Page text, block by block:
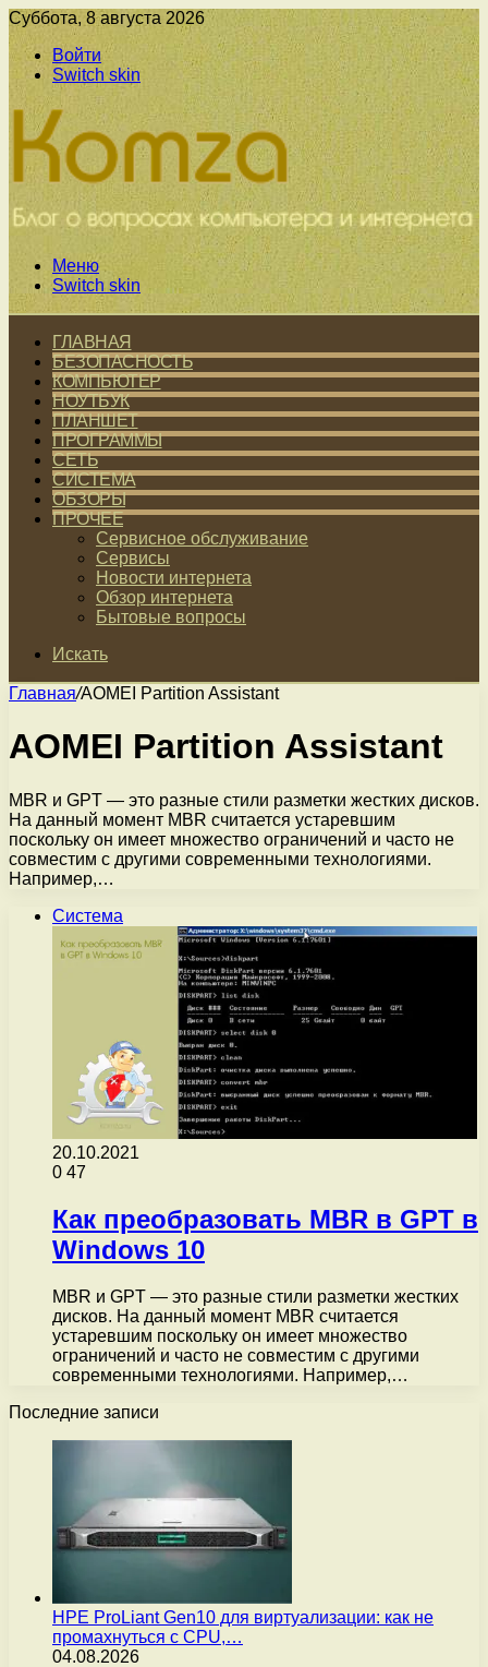
Суббота, 8 августа 2026
Войти
Switch skin
Меню
Switch skin
ГЛАВНАЯ
БЕЗОПАСНОСТЬ
КОМПЬЮТЕР
НОУТБУК
ПЛАНШЕТ
ПРОГРАММЫ
СЕТЬ
СИСТЕМА
ОБЗОРЫ
ПРОЧЕЕ
Сервисное обслуживание
Сервисы
Новости интернета
Обзор интернета
Бытовые вопросы
Искать
Главная/AOMEI Partition Assistant
AOMEI Partition Assistant
MBR и GPT — это разные стили разметки жестких дисков.
На данный момент MBR считается устаревшим
поскольку он имеет множество ограничений и часто не
совместим с другими современными технологиями.
Например,…
Система
20.10.2021
0 47
Как преобразовать MBR в GPT в
Windows 10
MBR и GPT — это разные стили разметки жестких
дисков. На данный момент MBR считается
устаревшим поскольку он имеет множество
ограничений и часто не совместим с другими
современными технологиями. Например,…
Последние записи
HPE ProLiant Gen10 для виртуализации: как не
промахнуться с CPU,…
04.08.2026